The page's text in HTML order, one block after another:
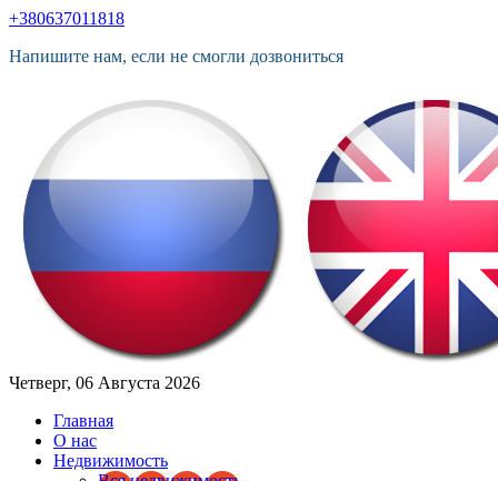
+380637011818
Напишите нам, если не смогли дозвониться
Четверг, 06 Августа 2026
Главная
О нас
Недвижимость